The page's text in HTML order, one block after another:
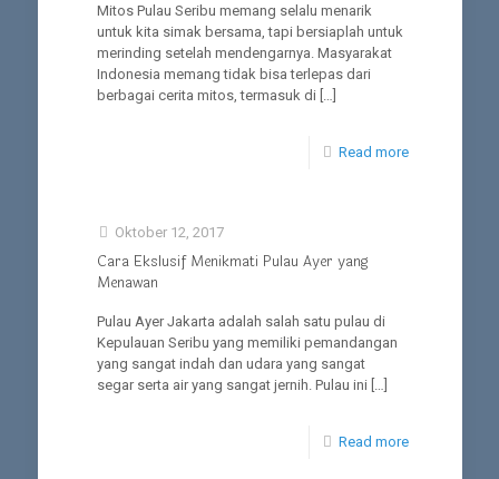
Mitos Pulau Seribu memang selalu menarik
untuk kita simak bersama, tapi bersiaplah untuk
merinding setelah mendengarnya. Masyarakat
Indonesia memang tidak bisa terlepas dari
berbagai cerita mitos, termasuk di […]
Read more
Oktober 12, 2017
Cara Ekslusif Menikmati Pulau Ayer yang
Menawan
Pulau Ayer Jakarta adalah salah satu pulau di
Kepulauan Seribu yang memiliki pemandangan
yang sangat indah dan udara yang sangat
segar serta air yang sangat jernih. Pulau ini […]
Read more